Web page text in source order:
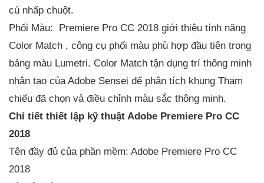
cú nhấp chuột.
Phối Màu: Premiere Pro CC 2018 giới thiệu tính năng
Color Match , công cụ phối màu phù hợp đầu tiên trong
bảng màu Lumetri. Color Match tận dụng trí thông minh
nhân tạo của Adobe Sensei để phân tích khung Tham
chiếu đã chọn và điều chỉnh màu sắc thông minh.
Chi tiết thiết lập kỹ thuật Adobe Premiere Pro CC
2018
Tên đầy đủ của phần mềm: Adobe Premiere Pro CC
2018